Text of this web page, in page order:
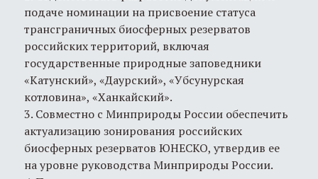
подаче номинации на присвоение статуса
трансграничных биосферных резерватов
российских территорий, включая
государственные природные заповедники
«Катунский», «Даурский», «Убсунурская
котловина», «Ханкайский».
3. Совместно с Минприроды России обеспечить
актуализацию зонирования российских
биосферных резерватов ЮНЕСКО, утвердив ее
на уровне руководства Минприроды России.